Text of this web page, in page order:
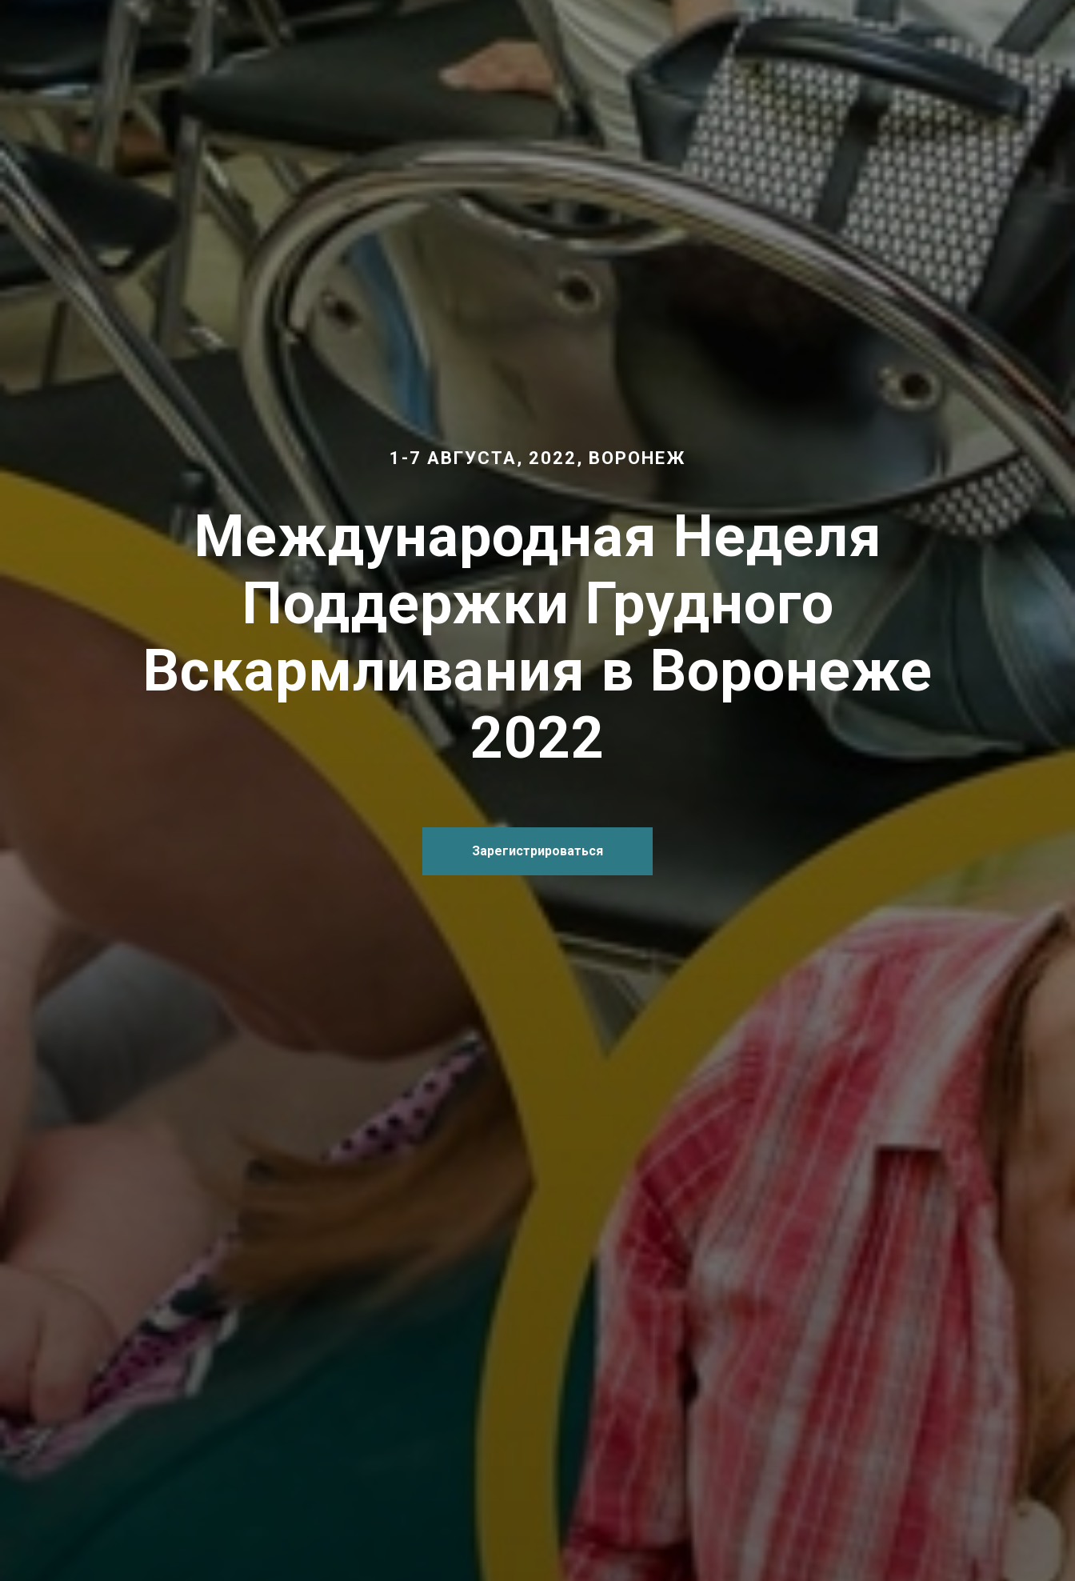
1-7 АВГУСТА, 2022, ВОРОНЕЖ
Международная Неделя
Поддержки Грудного
Вскармливания в Воронеже
2022
Зарегистрироваться